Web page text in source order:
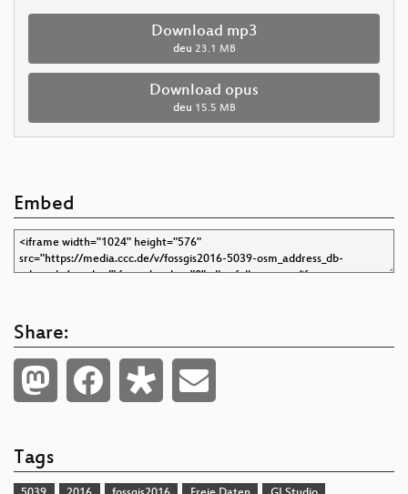
Download mp3
deu 23.1 MB
Download opus
deu 15.5 MB
Embed
Share:
Tags